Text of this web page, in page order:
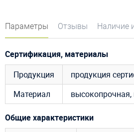
Параметры Отзывы Наличие
Сертификация, материалы
Продукция
продукция
Материал
высокопрочная,
Общие характеристики